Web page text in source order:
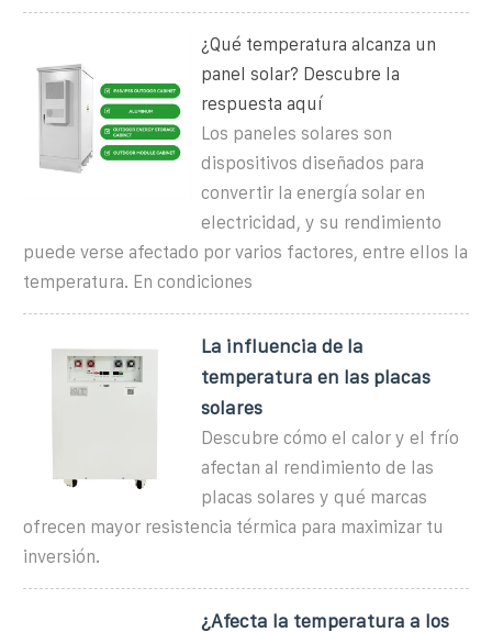
¿Qué temperatura alcanza un
panel solar? Descubre la
respuesta aquí
Los paneles solares son
dispositivos diseñados para
convertir la energía solar en
electricidad, y su rendimiento
puede verse afectado por varios factores, entre ellos la
temperatura. En condiciones
La influencia de la
temperatura en las placas
solares
Descubre cómo el calor y el frío
afectan al rendimiento de las
placas solares y qué marcas
ofrecen mayor resistencia térmica para maximizar tu
inversión.
¿Afecta la temperatura a los